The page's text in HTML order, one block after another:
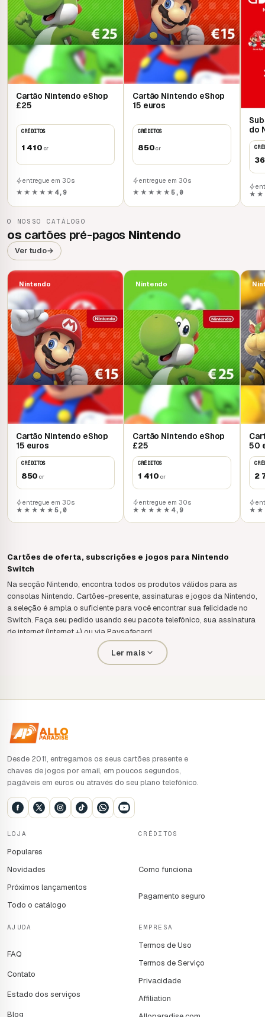
Cartão Nintendo eShop
£25
CRÉDITOS
1 410 cr
entregue em 30s
★★★★★ 4,9
Cartão Nintendo eShop
15 euros
CRÉDITOS
850cr
entregue em 30s
★★★★★5,0
do
O NOSSO CATÁLOGO
os cartões pré-pagos Nintendo
Ver tudo→
Nintendo
Cartão Nintendo eShop
15 euros
CRÉDITOS
850 cr
entregue em 30s
★★★★★ 5,0
Nintendo
Cartão Nintendo eShop
£25
CRÉDITOS
1 410 cr
entregue em 30s
★★★★★ 4,9
50
2
Cartões de oferta, subscrições e jogos para Nintendo
Switch
Na secção Nintendo, encontra todos os produtos válidos para as
consolas Nintendo. Cartões-presente, assinaturas e jogos da Nintendo,
a seleção é ampla o suficiente para você encontrar sua felicidade no
Switch. Faça seu pedido usando seu pacote telefônico, sua assinatura
de internet (Internet +) ou via Paysafecard.
Alguns produtos da Nintendo eShop também podem ser comprados
com cartão de crédito. A entrega é imediata. O teu código é enviado
Cartões de oferta Nintendo eShop
Ler mais
Desde 2011, entregamos os seus cartões presente e
chaves de jogos por email, em poucos segundos,
pagáveis em euros ou através do seu plano telefónico.
LOJA
Populares
Novidades
Próximos lançamentos
Todo o catálogo
CRÉDITOS
Como funciona
Pagamento seguro
AJUDA
FAQ
Contato
Estado dos serviços
Blog
EMPRESA
Termos de Uso
Termos de Serviço
Privacidade
Affiliation